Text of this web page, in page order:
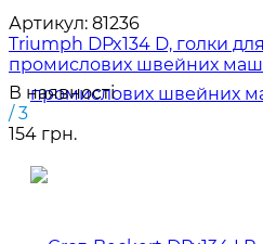
Артикул: 81236
Triumph DPx134 D, голки
промислових швейних
В наявності
/ 3
154 грн.